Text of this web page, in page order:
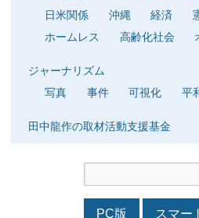
日米関係
沖縄 経済
ホームレス
高齢化社会
ジャーナリズム
写真
事件 可視化 平
田中龍作の取材活動支援基金
PC版 スマー